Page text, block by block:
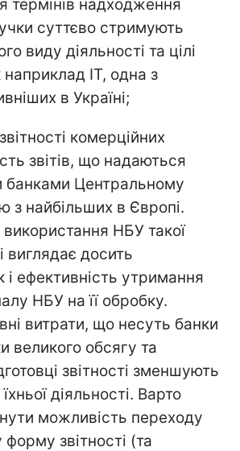
термінів надходження
суттєво стримують
виду діяльності та цілі
наприклад ІТ, одна з
в Україні;
комерційних
звітів, що надаються
банками Центральному
з найбільших в Європі.
використання НБУ такої
виглядає досить
і ефективність утримання
НБУ на її обробку.
витрати, що несуть банки
великого обсягу та
звітності зменшують
діяльності. Варто
можливість переходу
звітності (та